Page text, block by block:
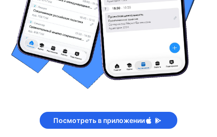
Посмотреть в приложении